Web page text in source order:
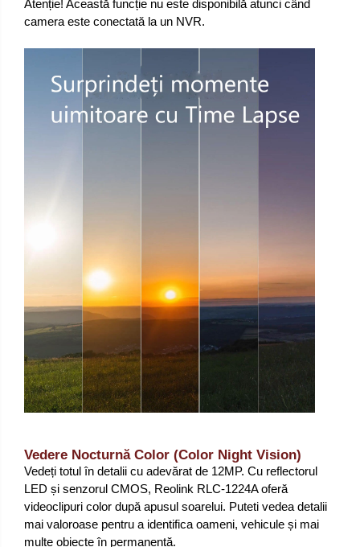
Atenție! Această funcție nu este disponibilă atunci când
camera este conectată la un NVR.
Vedere Nocturnă Color (Color Night Vision)
Vedeți totul în detalii cu adevărat de 12MP. Cu reflectorul
LED și senzorul CMOS, Reolink RLC-1224A oferă
videoclipuri color după apusul soarelui. Puteti vedea detalii
mai valoroase pentru a identifica oameni, vehicule și mai
multe obiecte în permanență.